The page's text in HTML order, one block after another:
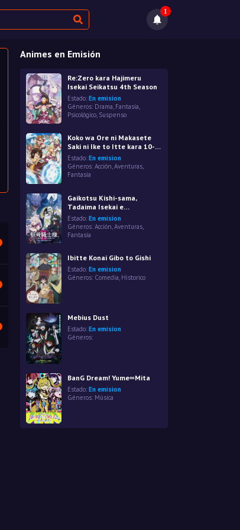
1
Animes en Emisión
Re:Zero kara Hajimeru
Isekai Seikatsu 4th Season
Estado: En emision
Géneros: Drama, Fantasía
Psicológico, Suspenso
Koko wa Ore ni Makasete
Saki ni Ike to Itte kara 10-
nen ga Tattara Densetsu ni
Natteita.
Estado: En emision
Géneros: Acción,Aventuras
Fantasía
Gaikotsu Kishi-sama,
Tadaima Isekai e
Odekakechuu II
Estado: En emision
Géneros: Acción Aventuras
Fantasía
Ibitte Konai Gibo to Gishi
Estado: En emision
Géneros: Comedia, Historico
Mebius Dust
Estado: En emision
Géneros:
BanG Dream! Yume∞Mita
Estado: En emision
Géneros: Música